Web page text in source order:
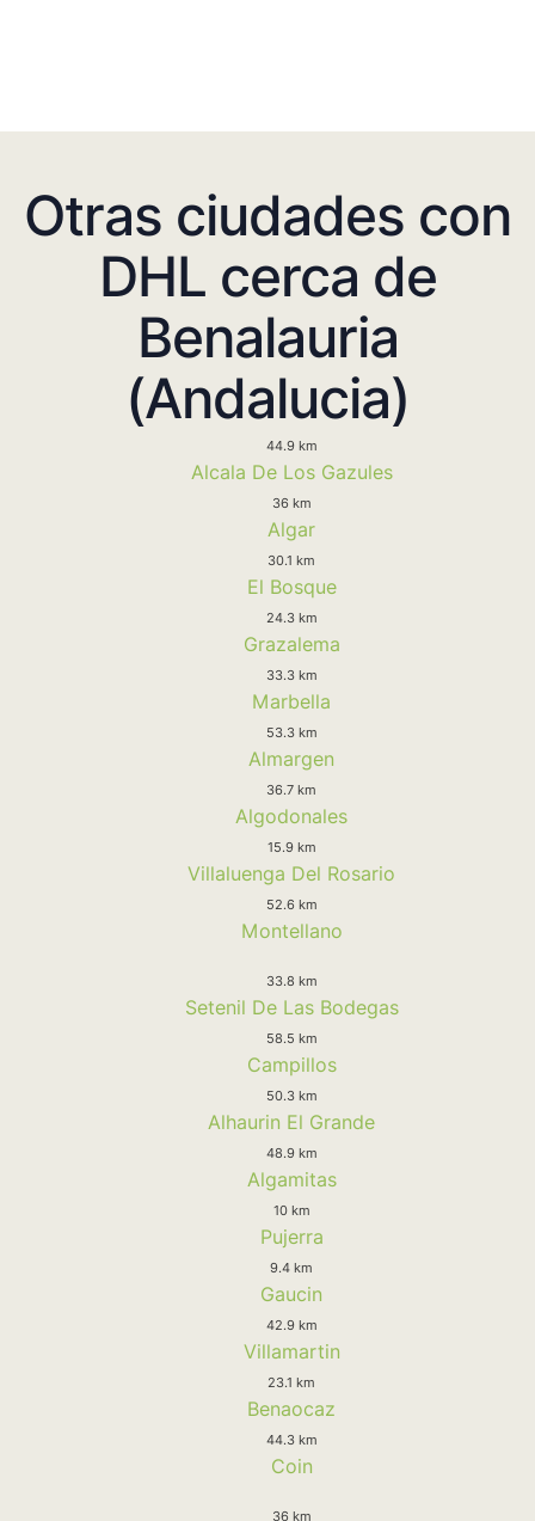
Otras ciudades con
DHL cerca de
Benalauria
(Andalucia)
44.9 km
Alcala De Los Gazules
36 km
Algar
30.1 km
El Bosque
24.3 km
Grazalema
33.3 km
Marbella
53.3 km
Almargen
36.7 km
Algodonales
15.9 km
Villaluenga Del Rosario
52.6 km
Montellano
33.8 km
Setenil De Las Bodegas
58.5 km
Campillos
50.3 km
Alhaurin El Grande
48.9 km
Algamitas
10 km
Pujerra
9.4 km
Gaucin
42.9 km
Villamartin
23.1 km
Benaocaz
44.3 km
Coin
36 km